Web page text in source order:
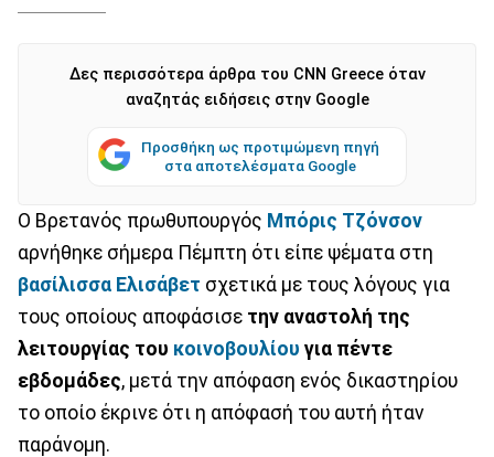
Δες περισσότερα άρθρα του CNN Greece όταν
αναζητάς ειδήσεις στην Google
Προσθήκη ως προτιμώμενη πηγή
στα αποτελέσματα Google
Ο Βρετανός πρωθυπουργός Μπόρις Τζόνσον
αρνήθηκε σήμερα Πέμπτη ότι είπε ψέματα στη
βασίλισσα Ελισάβετ σχετικά με τους λόγους για
τους οποίους αποφάσισε την αναστολή της
λειτουργίας του κοινοβουλίου για πέντε
εβδομάδες, μετά την απόφαση ενός δικαστηρίου
το οποίο έκρινε ότι η απόφασή του αυτή ήταν
παράνομη.